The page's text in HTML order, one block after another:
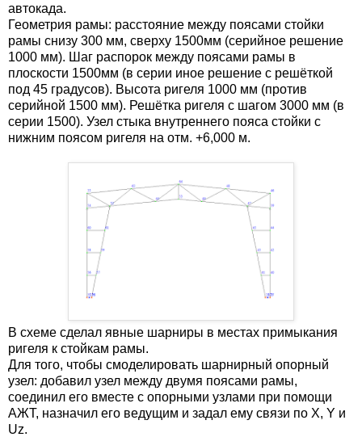
автокада.
Геометрия рамы: расстояние между поясами стойки
рамы снизу 300 мм, сверху 1500мм (серийное решение
1000 мм). Шаг распорок между поясами рамы в
плоскости 1500мм (в серии иное решение с решёткой
под 45 градусов). Высота ригеля 1000 мм (против
серийной 1500 мм). Решётка ригеля с шагом 3000 мм (в
серии 1500). Узел стыка внутреннего пояса стойки с
нижним поясом ригеля на отм. +6,000 м.
В схеме сделал явные шарниры в местах примыкания
ригеля к стойкам рамы.
Для того, чтобы смоделировать шарнирный опорный
узел: добавил узел между двумя поясами рамы,
соединил его вместе с опорными узлами при помощи
АЖТ, назначил его ведущим и задал ему связи по X, Y и
Uz.